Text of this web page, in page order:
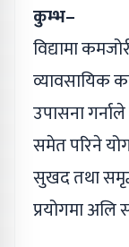
कुम्भ–
विद्यामा
व्यावसायिक
उपासना
समेत परिने
सुखद तथा
प्रयोगमा अलि